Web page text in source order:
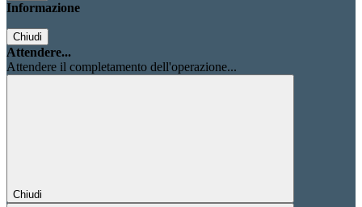
Informazione
Chiudi
Attendere...
Attendere il completamento dell'operazione...
Chiudi